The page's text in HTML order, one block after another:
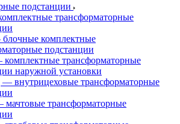
подстанции
трансформаторные
комплектные
подстанции
трансформаторные
наружной установки
внутрицеховые трансформаторные
трансформаторные